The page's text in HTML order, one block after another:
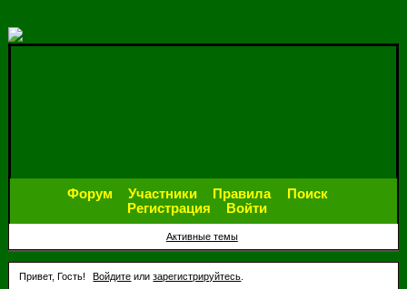
Форум Участники Правила
Поиск
Регистрация
Войти
Активные темы
Привет, Гость! Войдите илизарегистрируйтесь